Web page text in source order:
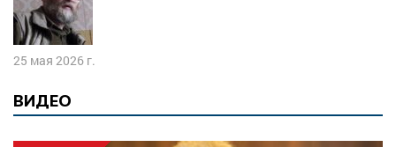
25 мая 2026 г.
ВИДЕО